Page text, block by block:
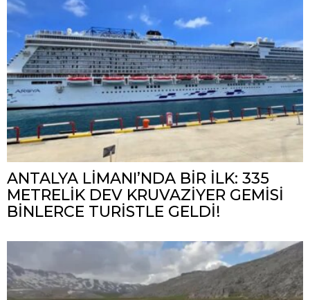
ANTALYA LİMANI’NDA BİR İLK: 335
METRELİK DEV KRUVAZİYER GEMİSİ
BİNLERCE TURİSTLE GELDİ!